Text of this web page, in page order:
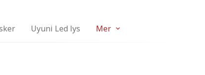
Uyuni Led lys Mer